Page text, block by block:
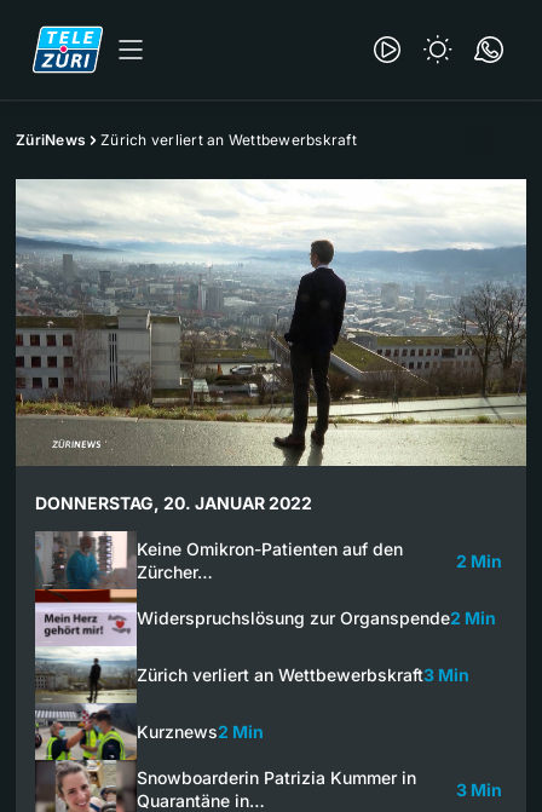
ZüriNews Zürich verliert an Wettbewerbskraft
DONNERSTAG, 20. JANUAR 2022
Keine Omikron-Patienten auf den
Zürcher…
2 Min
Widerspruchslösung zur Organspende2 Min
Zürich verliert an Wettbewerbskraft3 Min
Kurznews2 Min
Snowboarderin Patrizia Kummer in
Quarantäne in…
3 Min